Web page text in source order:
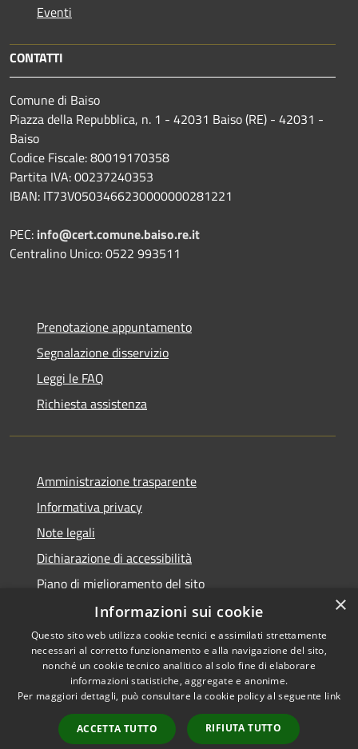
Eventi
CONTATTI
Comune di Baiso
Piazza della Repubblica, n. 1 - 42031 Baiso (RE) - 42031 -
Baiso
Codice Fiscale: 80019170358
Partita IVA: 00237240353
IBAN: IT73V0503466230000000281221
PEC: info@cert.comune.baiso.re.it
Centralino Unico: 0522 993511
Prenotazione appuntamento
Segnalazione disservizio
Leggi le FAQ
Richiesta assistenza
Amministrazione trasparente
Informativa privacy
Note legali
Dichiarazione di accessibilità
Piano di miglioramento del sito
Accessibilità
Privacy
Mappa del sito
Copyright © 2026 • Comune di
Baiso • Powered by
Municipium•Accesso
redazione
×
Informazioni sui cookie
Questo sito web utilizza cookie tecnici e assimilati strettamente
necessari al corretto funzionamento e alla navigazione del sito,
nonché un cookie tecnico analitico al solo fine di elaborare
informazioni statistiche, aggregate e anonime.
Per maggiori dettagli, può consultare la cookie policy al seguente link
ACCETTA TUTTO RIFIUTA TUTTO